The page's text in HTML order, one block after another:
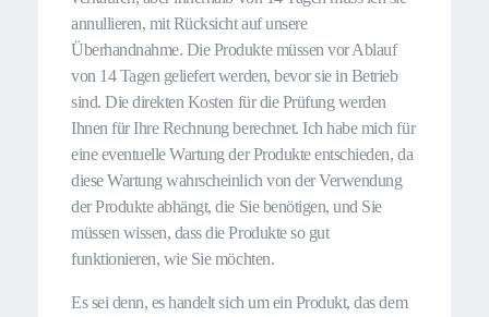
annullieren, mit Rücksicht auf unsere
Überhandnahme. Die Produkte müssen vor Ablauf
von 14 Tagen geliefert werden, bevor sie in Betrieb
sind. Die direkten Kosten für die Prüfung werden
Ihnen für Ihre Rechnung berechnet. Ich habe mich für
eine eventuelle Wartung der Produkte entschieden, da
diese Wartung wahrscheinlich von der Verwendung
der Produkte abhängt, die Sie benötigen, und Sie
müssen wissen, dass die Produkte so gut
funktionieren, wie Sie möchten.
Es sei denn, es handelt sich um ein Produkt, das dem